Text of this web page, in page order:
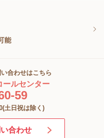
能
合わせはこちら
ールセンター
59
土日祝は除く)
合わせ